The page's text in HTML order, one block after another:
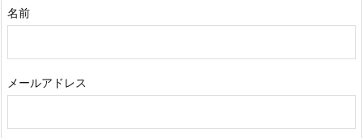
名前
メールアドレス